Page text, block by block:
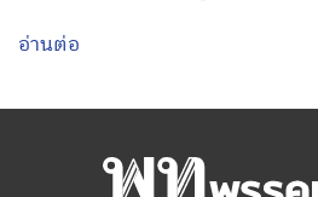
อ่านต่อ